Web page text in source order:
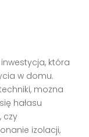
która
w domu.
można
hałasu
czy
izolacji,